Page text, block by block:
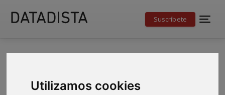
Utilizamos cookies
Suscríbete
Crisis de